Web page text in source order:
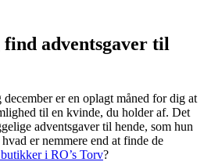
adventsgaver til
er en oplagt måned for dig at
til en kvinde, du holder af. Det
adventsgaver til hende, som hun
er nemmere end at finde de
i RO’s Torv?